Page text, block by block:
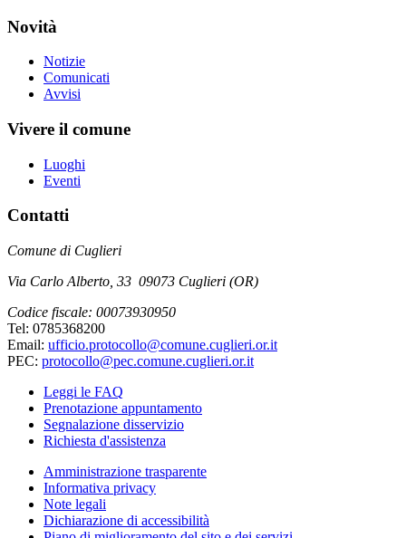
Novità
Notizie
Comunicati
Avvisi
Vivere il comune
Luoghi
Eventi
Contatti
Comune di Cuglieri
Via Carlo Alberto, 33 09073 Cuglieri (OR)
Codice fiscale: 00073930950
Tel: 0785368200
Email: ufficio.protocollo@comune.cuglieri.or.it
PEC: protocollo@pec.comune.cuglieri.or.it
Leggi le FAQ
Prenotazione appuntamento
Segnalazione disservizio
Richiesta d'assistenza
Amministrazione trasparente
Informativa privacy
Note legali
Dichiarazione di accessibilità